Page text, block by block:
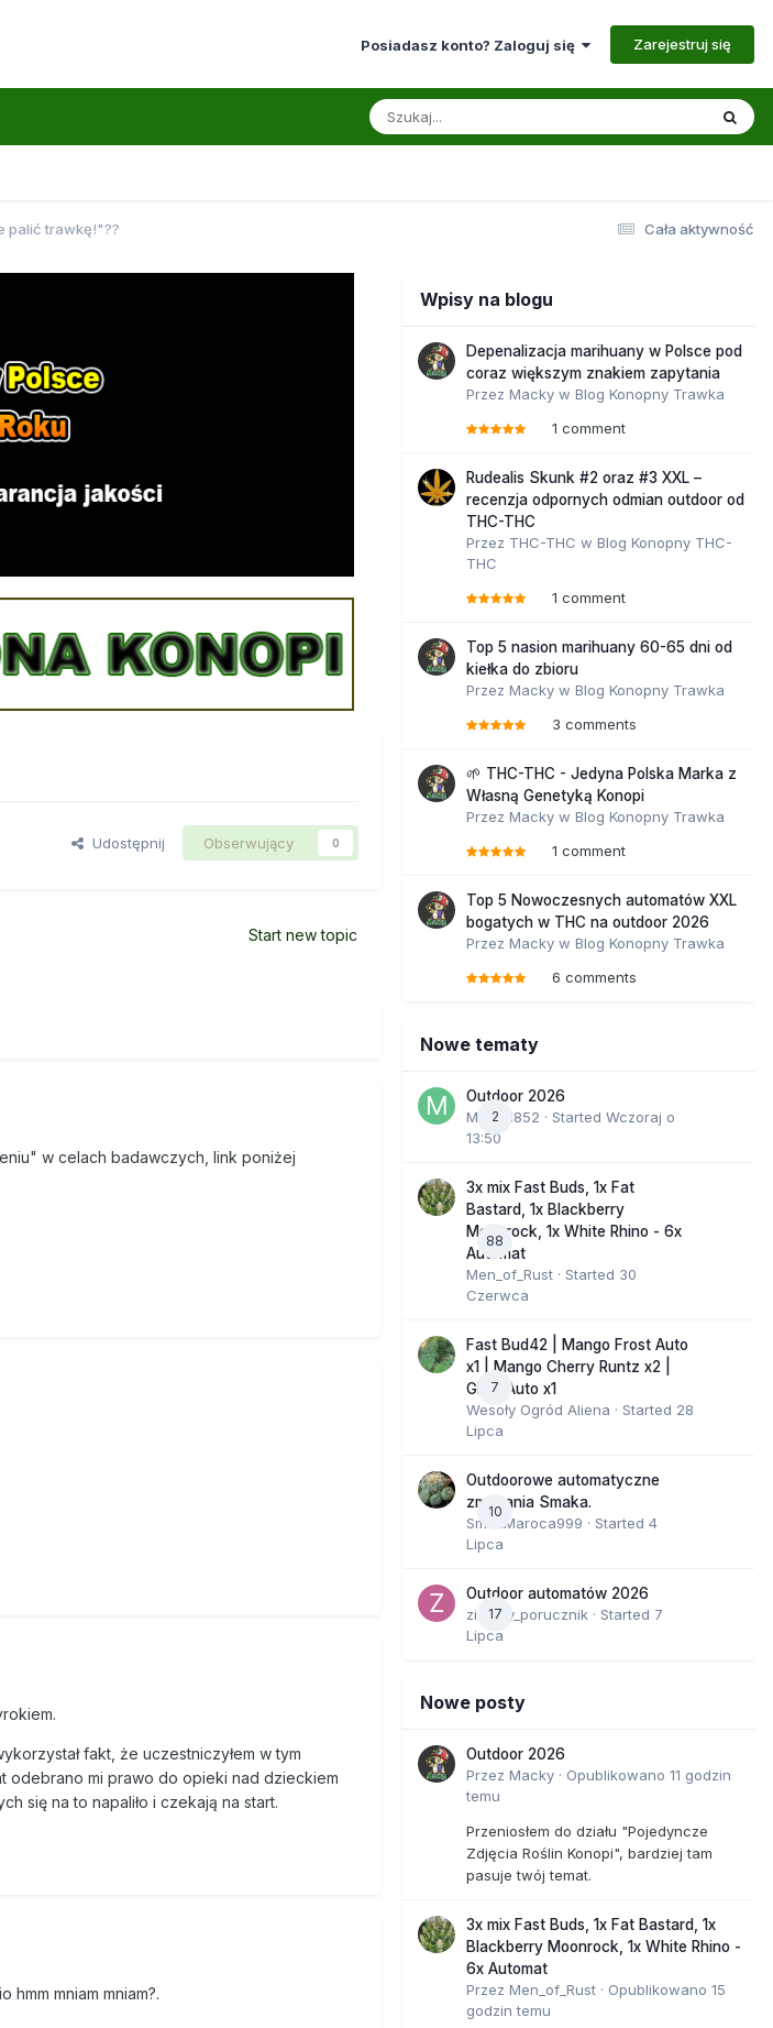
Posiadasz konto? Zaloguj się Zarejestruj się
Cała aktywność
palić trawkę!"??
Udostępnij Obserwujący 0
Start new topic
w celach badawczych, link poniżej
fakt, że uczestniczyłem w tym
odebrano mi prawo do opieki nad dzieckiem
się na to napaliło i czekają na start.
mniam mniam?.
Wpisy na blogu
Depenalizacja marihuany w Polsce pod
coraz większym znakiem zapytania
Przez Macky w Blog Konopny Trawka
1 comment
Rudealis Skunk #2 oraz #3 XXL –
recenzja odpornych odmian outdoor od
THC-THC
Przez THC-THC w Blog Konopny THC-
THC
1 comment
Top 5 nasion marihuany 60-65 dni od
kiełka do zbioru
Przez Macky w Blog Konopny Trawka
3 comments
🌱 THC-THC - Jedyna Polska Marka z
Własną Genetyką Konopi
Przez Macky w Blog Konopny Trawka
1 comment
Top 5 Nowoczesnych automatów XXL
bogatych w THC na outdoor 2026
Przez Macky w Blog Konopny Trawka
6 comments
Nowe tematy
2
Outdoor 2026
Marcel852 · Started Wczoraj o
13:50
88
3x mix Fast Buds, 1x Fat
Bastard, 1x Blackberry
Moonrock, 1x White Rhino - 6x
Automat
Men_of_Rust · Started 30
Czerwca
7
Fast Bud42 | Mango Frost Auto
x1 | Mango Cherry Runtz x2 |
GMO Auto x1
Wesoły Ogród Aliena · Started 28
Lipca
10
Outdoorowe automatyczne
zmagania Smaka.
SmakMaroca999 · Started 4
Lipca
17
Outdoor automatów 2026
zielony_porucznik · Started 7
Lipca
Nowe posty
Outdoor 2026
Przez Macky · Opublikowano 11 godzin
temu
Przeniosłem do działu "Pojedyncze
Zdjęcia Roślin Konopi", bardziej tam
pasuje twój temat.
3x mix Fast Buds, 1x Fat Bastard, 1x
Blackberry Moonrock, 1x White Rhino -
6x Automat
Przez Men_of_Rust · Opublikowano 15
godzin temu